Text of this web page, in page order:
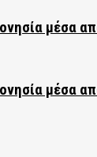
μέσα
μέσα